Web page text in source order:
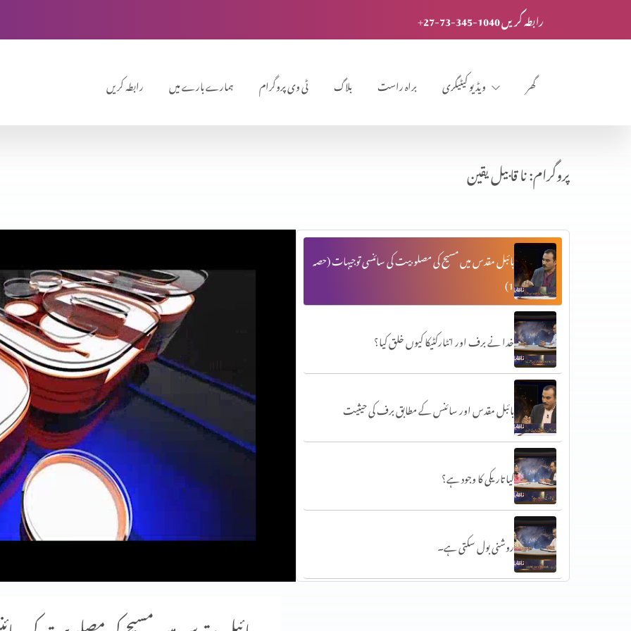
+27-73-345-1040 رابطہ کریں
رابطہ کریں ہمارے بارے میں ٹی وی پروگرام بلاگ براہ راست ویڈیو کیٹیگری گھر
پروگرام: نا قابیل یقین
بائبل مقدس میں مسیح کی مصلوبیت کی سائنسی توجیہات (حصہ
1)
خدا نے برف اور انٹارکٹیکا کیوں خلق کیا؟
بائبل مقدس اور سائنس کے مطابق برف کی حیثیت
کیا تاریکی کا وجود ہے؟
روشنی بول سکتی ہے۔